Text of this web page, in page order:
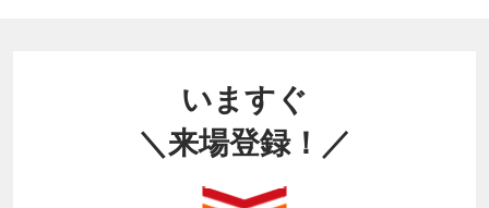
いますぐ
＼来場登録！／